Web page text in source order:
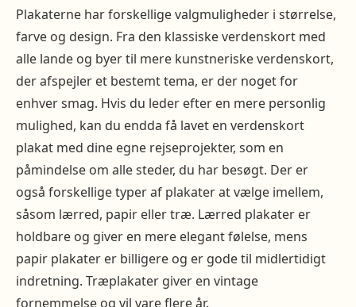
Plakaterne har forskellige valgmuligheder i størrelse,
farve og design. Fra den klassiske verdenskort med
alle lande og byer til mere kunstneriske verdenskort,
der afspejler et bestemt tema, er der noget for
enhver smag. Hvis du leder efter en mere personlig
mulighed, kan du endda få lavet en verdenskort
plakat med dine egne rejseprojekter, som en
påmindelse om alle steder, du har besøgt. Der er
også forskellige typer af plakater at vælge imellem,
såsom lærred, papir eller træ. Lærred plakater er
holdbare og giver en mere elegant følelse, mens
papir plakater er billigere og er gode til midlertidigt
indretning. Træplakater giver en vintage
fornemmelse og vil vare flere år.